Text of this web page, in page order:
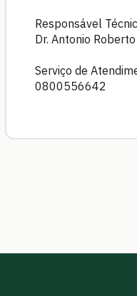
Responsável
Dr. Antonio
Serviço de
0800556642